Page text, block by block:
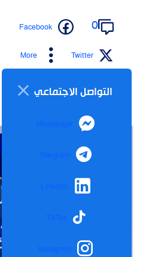
0
Facebook
Twitter
More
التواصل الاجتماعي
Messenger
Telegram
LinkedIn
TikTok
Instagram